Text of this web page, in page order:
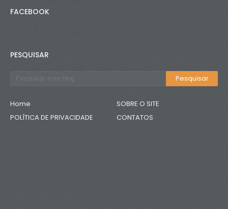
FACEBOOK
PESQUISAR
Home
SOBRE O SITE
POLÍTICA DE PRIVACIDADE
CONTATOS